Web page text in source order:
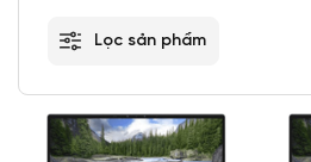
Lọc sản phẩm